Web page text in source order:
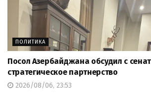
ПОЛИТИКА
Посол Азербайджана обсудил с
стратегическое партнерство
2026/08/06, 23:53